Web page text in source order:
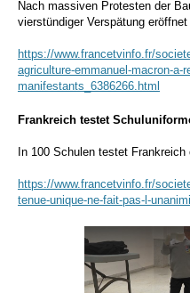
Nach massiven Protesten der
vierstündiger Verspätung eröffnet
https://www.francetvinfo.fr/
agriculture-emmanuel-macron-a-
manifestants_6386266.html
Frankreich testet
In 100 Schulen testet
https://www.francetvinfo.fr/
tenue-unique-ne-fait-pas-l-